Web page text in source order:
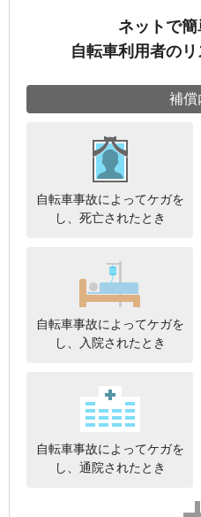
ネットで簡
自転車利用者の
補償
自転車事故によってケガを
し、死亡されたとき
自転車事故によってケガを
し、入院されたとき
自転車事故によってケガを
し、通院されたとき